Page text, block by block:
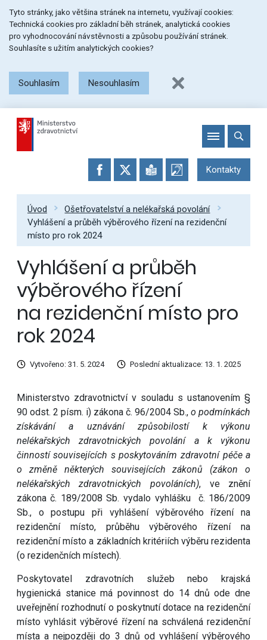
na
menu
na
obsah
na
patičku
stránky
Tyto stránky, jako většina stránek na internetu, využívají cookies:
Technická cookies pro základní běh stránek, analytická cookies
pro vyhodnocování návstěvnosti a způsobu používání stránek.
Souhlasíte s užitím analytických cookies?
Souhlasím Nesouhlasím
Kontakty
Úvod
Ošetřovatelství a nelékařská povolání
Vyhlášení a průběh výběrového řízení na rezidenční
místo pro rok 2024
Vyhlášení a průběh
výběrového řízení
na rezidenční místo pro
rok 2024
Vytvořeno: 31. 5. 2024 Poslední aktualizace: 13. 1. 2025
Ministerstvo zdravotnictví v souladu s ustanovením §
90 odst. 2 písm. i) zákona č. 96/2004 Sb.,o podmínkách
získávání a uznávání způsobilostí k výkonu
nelékařských zdravotnických povolání a k výkonu
činností souvisejících s poskytováním zdravotní péče a
o změně některých souvisejících zákonů (zákon o
nelékařských zdravotnických povoláních), ve znění
zákona č. 189/2008 Sb. vydalo vyhlášku č. 186/2009
Sb., o postupu při vyhlášení výběrového řízení na
rezidenční místo, průběhu výběrového řízení na
rezidenční místo a základních kritériích výběru rezidenta
(o rezidenčních místech).
Poskytovatel zdravotních služeb nebo krajská
hygienická stanice má povinnost do 14 dnů ode dne
uveřejnění rozhodnutí o poskytnutí dotace na rezidenční
místo vyhlásit výběrové řízení na schválená rezidenční
místa a nejpozději do 3 dnů od vyhlášení výběrového